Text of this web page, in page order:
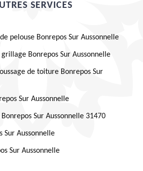
SERVICES
pelouse Bonrepos Sur Aussonnelle
Bonrepos Sur Aussonnelle
de toiture Bonrepos Sur
Sur Aussonnelle
Sur Aussonnelle 31470
Sur Aussonnelle
Sur Aussonnelle